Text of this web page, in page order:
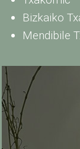
Bizkaiko
Mendibile